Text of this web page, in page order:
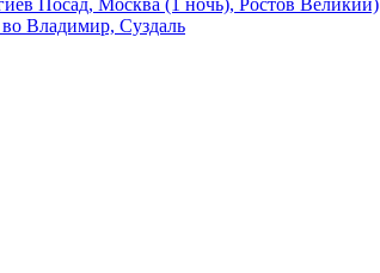
Посад, Москва (1 ночь), Ростов Великий)
Владимир, Суздаль